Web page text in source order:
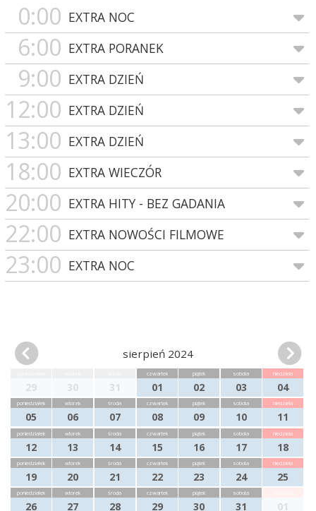
0:00 EXTRA NOC
6:00 EXTRA PORANEK
9:00 EXTRA DZIEŃ
12:00 EXTRA DZIEŃ
13:00 EXTRA DZIEŃ
18:00 EXTRA WIECZÓR
20:00 EXTRA HITY - BEZ GADANIA
22:00 EXTRA NOWOŚCI FILMOWE
23:00 EXTRA NOC
sierpień 2024
29 30 31
czwartek
01
piątek
02
sobota
03
niedziela
04
poniedziałek
05
wtorek
06
środa
07
czwartek
08
piątek
09
sobota
10
niedziela
11
poniedziałek
12
wtorek
13
środa
14
czwartek
15
piątek
16
sobota
17
niedziela
18
poniedziałek
19
wtorek
20
środa
21
czwartek
22
piątek
23
sobota
24
niedziela
25
poniedziałek
26
wtorek
27
środa
28
czwartek
29
piątek
30
sobota
31 01